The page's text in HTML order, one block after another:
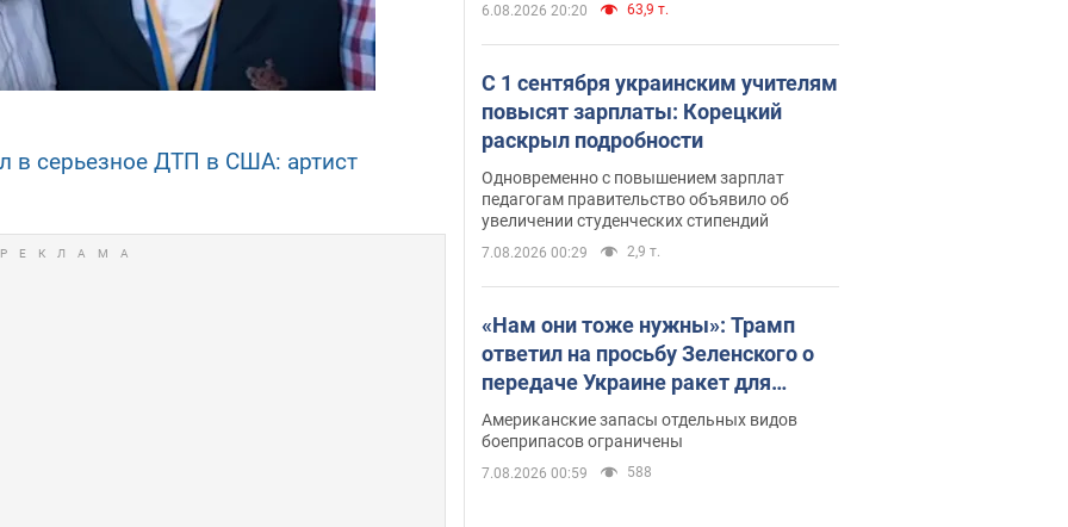
в серьезное ДТП в США: артист
6.08.2026 20:20 63,9 т.
С 1 сентября украинским учителям
повысят зарплаты: Корецкий
раскрыл подробности
Одновременно с повышением зарплат
педагогам правительство объявило об
увеличении студенческих стипендий
7.08.2026 00:29 2,9 т.
«Нам они тоже нужны»: Трамп
ответил на просьбу Зеленского о
передаче Украине ракет для
Patriot
Американские запасы отдельных видов
боеприпасов ограничены
7.08.2026 00:59 588